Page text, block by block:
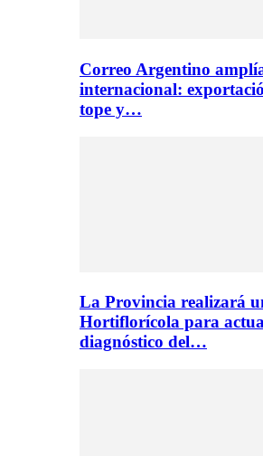
Correo Argentino
internacional:
tope y…
La Provincia realizará
Hortiflorícola para
diagnóstico del…